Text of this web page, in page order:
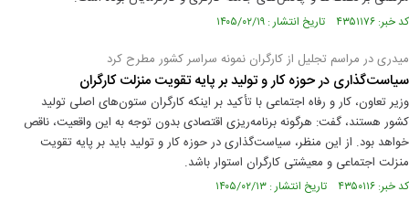
کد خبر: ۴۳۵۱۱۷۶ تاریخ انتشار : ۱۴۰۵/۰۲/۱۹
میدری در مراسم تجلیل از کارگران نمونه سراسر کشور مطرح کرد
سیاست‌گذاری در حوزه کار و تولید بر پایه تقویت منزلت کارگران
وزیر تعاون، کار و رفاه اجتماعی با تأکید بر اینکه کارگران ستون‌های اصلی تولید
کشور هستند، گفت: هرگونه برنامه‌ریزی اقتصادی بدون توجه به این واقعیت، ناقص
خواهد بود. از این منظر، سیاست‌گذاری در حوزه کار و تولید باید بر پایه تقویت
منزلت اجتماعی و معیشتی کارگران استوار باشد.
کد خبر: ۴۳۵۰۱۱۶ تاریخ انتشار : ۱۴۰۵/۰۲/۱۳